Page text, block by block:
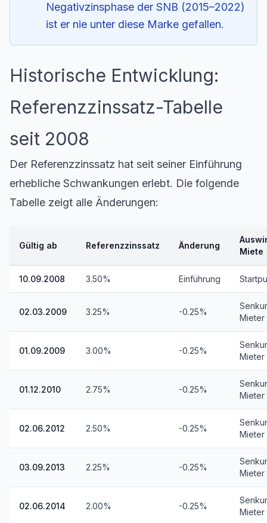
Negativzinsphase der SNB (2015–2022)
ist er nie unter diese Marke gefallen.
Historische Entwicklung:
Referenzzinssatz-Tabelle
seit 2008
Der Referenzzinssatz hat seit seiner Einführung
erhebliche Schwankungen erlebt. Die folgende
Tabelle zeigt alle Änderungen:
Gültig ab Referenzzinssatz Änderung
Miete
10.09.2008 3.50% Einführung
02.03.2009 3.25% -0.25%
Mieter
01.09.2009 3.00% -0.25%
Mieter
01.12.2010 2.75% -0.25%
Mieter
02.06.2012 2.50% -0.25%
Mieter
03.09.2013 2.25% -0.25%
Mieter
02.06.2014 2.00% -0.25%
Mieter